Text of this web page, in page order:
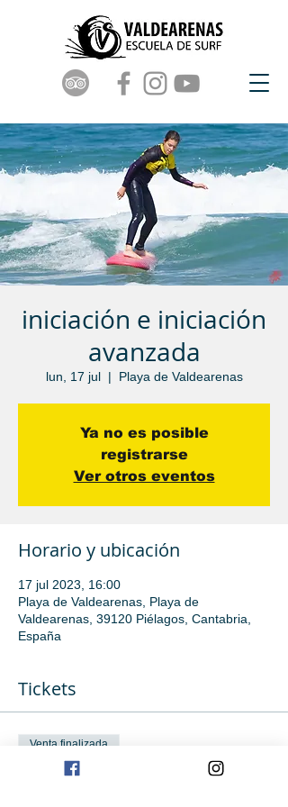
iniciación e iniciación
avanzada
lun, 17 jul
  |
Playa de Valdearenas
Ya no es posible
registrarse
Ver otros eventos
Horario y ubicación
17 jul 2023, 16:00
Playa de Valdearenas, Playa de
Valdearenas, 39120 Piélagos, Cantabria,
España
Tickets
Venta finalizada
Tipo de entrada